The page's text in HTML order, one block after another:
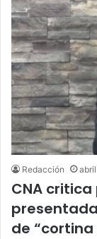
Redacción
CNA
de